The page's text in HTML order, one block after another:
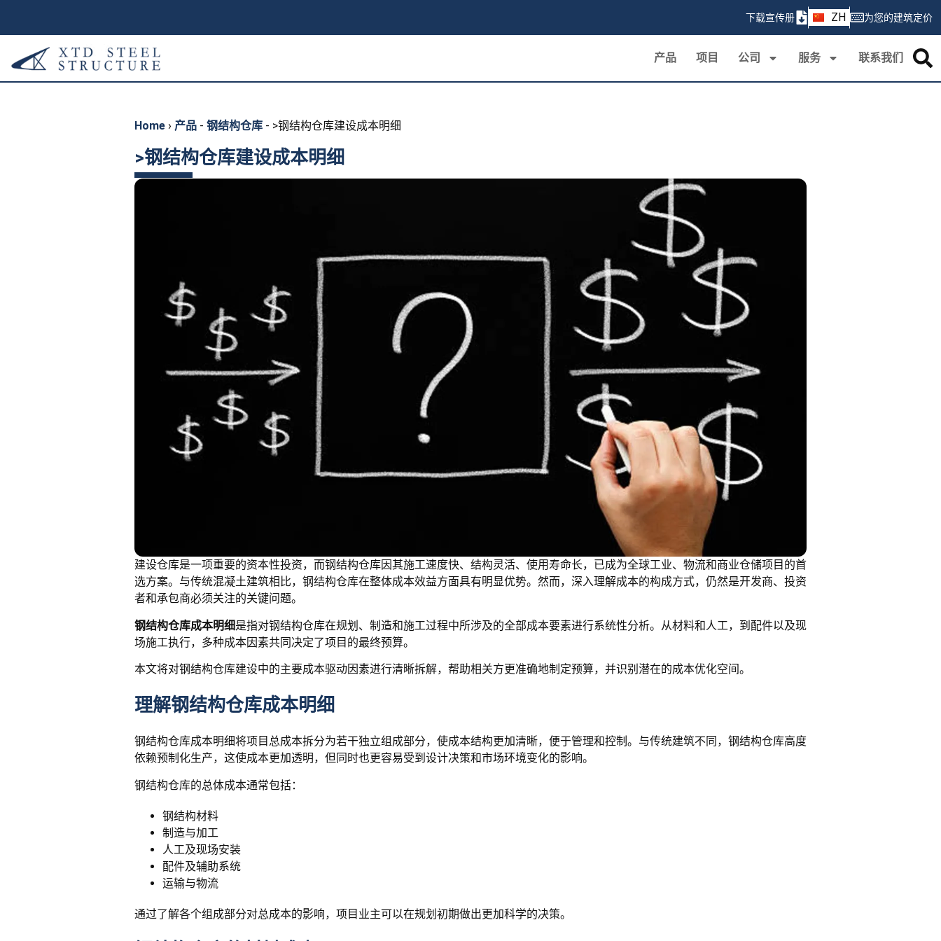
下载宣传册 ZH
PT
为您的建筑定价
产品 项目 公司 服务 联系我们
Home › 产品 - 钢结构仓库 - >钢结构仓库建设成本明细
>钢结构仓库建设成本明细
建设仓库是一项重要的资本性投资，而钢结构仓库因其施工速度快、结构灵活、使用寿命长，已成为全球工业、物流和商业仓储项目的首
选方案。与传统混凝土建筑相比，钢结构仓库在整体成本效益方面具有明显优势。然而，深入理解成本的构成方式，仍然是开发商、投资
者和承包商必须关注的关键问题。
钢结构仓库成本明细是指对钢结构仓库在规划、制造和施工过程中所涉及的全部成本要素进行系统性分析。从材料和人工，到配件以及现
场施工执行，多种成本因素共同决定了项目的最终预算。
本文将对钢结构仓库建设中的主要成本驱动因素进行清晰拆解，帮助相关方更准确地制定预算，并识别潜在的成本优化空间。
理解钢结构仓库成本明细
钢结构仓库成本明细将项目总成本拆分为若干独立组成部分，使成本结构更加清晰，便于管理和控制。与传统建筑不同，钢结构仓库高度
依赖预制化生产，这使成本更加透明，但同时也更容易受到设计决策和市场环境变化的影响。
钢结构仓库的总体成本通常包括：
钢结构材料
制造与加工
人工及现场安装
配件及辅助系统
运输与物流
通过了解各个组成部分对总成本的影响，项目业主可以在规划初期做出更加科学的决策。